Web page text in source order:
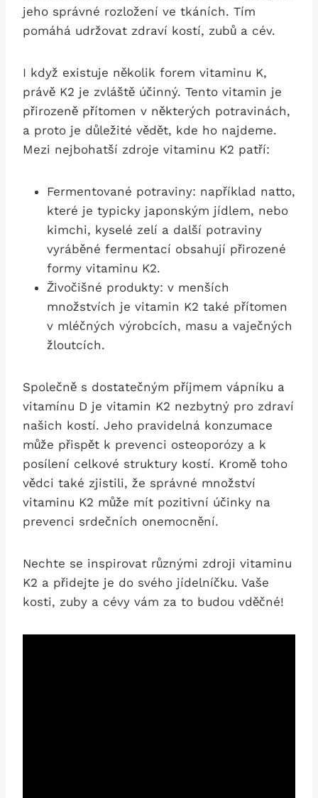
jeho správné rozložení ve tkáních. Tím
pomáhá udržovat zdraví kostí, zubů a cév.
I když existuje několik forem vitaminu K,
právě K2 je zvláště účinný. Tento vitamin je
přirozeně přítomen v některých potravinách,
a proto je důležité vědět, kde ho najdeme.
Mezi nejbohatší zdroje vitaminu K2 patří:
Fermentované potraviny: například natto,
které je typicky japonským jídlem, nebo
kimchi, kyselé zelí a další potraviny
vyráběné fermentací obsahují přirozené
formy vitaminu K2.
Živočišné produkty: v menších
množstvích je vitamin K2 také přítomen
v mléčných výrobcích, masu a vaječných
žloutcích.
Společně s dostatečným příjmem vápníku a
vitamínu D je vitamin K2 nezbytný pro zdraví
našich kostí. Jeho pravidelná konzumace
může přispět k prevenci osteoporózy a k
posílení celkové struktury kostí. Kromě toho
vědci také zjistili, že správné množství
vitaminu K2 může mít pozitivní účinky na
prevenci srdečních onemocnění.
Nechte se inspirovat různými zdroji vitaminu
K2 a přidejte je do svého jídelníčku. Vaše
kosti, zuby a cévy vám za to budou vděčné!